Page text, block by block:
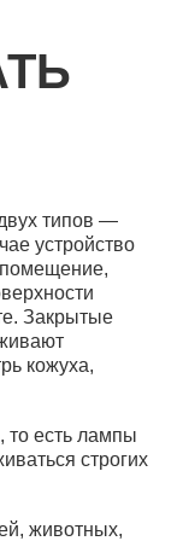
типов —
устройство
помещение,
Закрытые
кожуха,
то есть лампы
строгих
животных,